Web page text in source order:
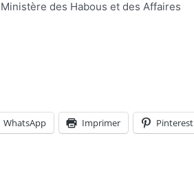
des Habous et des Affaires
WhatsApp Imprimer Pinterest